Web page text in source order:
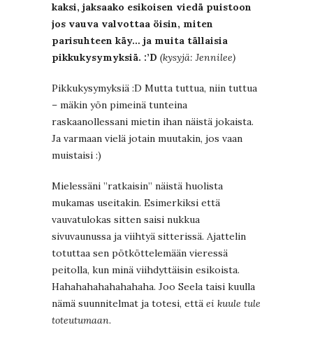
kaksi, jaksaako esikoisen viedä puistoon
jos vauva valvottaa öisin, miten
parisuhteen käy… ja muita tällaisia
pikkukysymyksiä. :’D (kysyjä: Jennilee)
Pikkukysymyksiä :D Mutta tuttua, niin tuttua
– mäkin yön pimeinä tunteina
raskaanollessani mietin ihan näistä jokaista.
Ja varmaan vielä jotain muutakin, jos vaan
muistaisi :)
Mielessäni ”ratkaisin” näistä huolista
mukamas useitakin. Esimerkiksi että
vauvatulokas sitten saisi nukkua
sivuvaunussa ja viihtyä sitterissä. Ajattelin
totuttaa sen pötköttelemään vieressä
peitolla, kun minä viihdyttäisin esikoista.
Hahahahahahahahaha. Joo Seela taisi kuulla
nämä suunnitelmat ja totesi, että ei kuule tule
toteutumaan.